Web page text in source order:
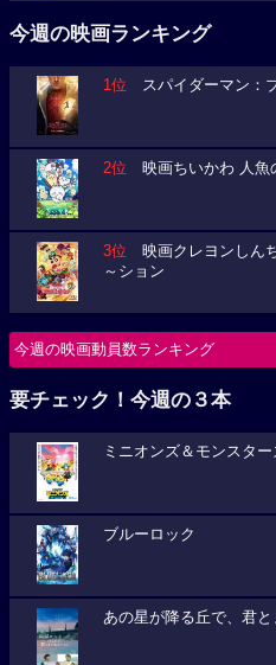
今週の映画ランキング
1位 スパイダーマン：
2位 映画ちいかわ 人魚
3位 映画クレヨンしん
～ション
今週の映画動員数ランキング
要チェック！今週の３本
ミニオンズ＆モンスター
ブルーロック
あの星が降る丘で、君と